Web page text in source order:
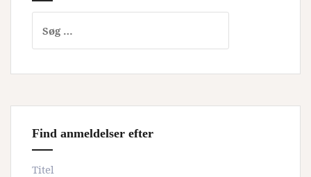
efter:
Find anmeldelser efter
Titel